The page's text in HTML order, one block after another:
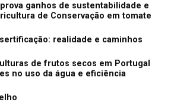
ganhos de sustentabilidade e
de Conservação em tomate
realidade e caminhos
de frutos secos em Portugal
no uso da água e eficiência